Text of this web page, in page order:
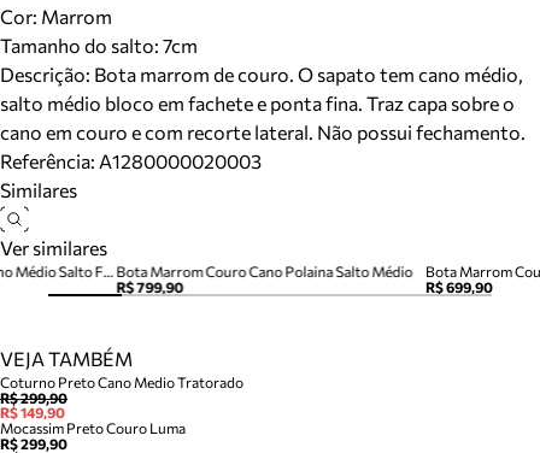
Cor: Marrom
Tamanho do salto: 7cm
Descrição: Bota marrom de couro. O sapato tem cano médio,
salto médio bloco em fachete e ponta fina. Traz capa sobre o
cano em couro e com recorte lateral. Não possui fechamento.
Referência: A1280000020003
Similares
Ver similares
Bota Marrom Couro Cano Polaina Salto Médio
R$ 799,90
Bota Marrom
R$ 699,90
Bota Marrom Acamurçada Cano Médio Salto Fino
VEJA TAMBÉM
Coturno Preto Cano Medio Tratorado
R$ 299,90
R$ 149,90
Mocassim Preto Couro Luma
R$ 299,90